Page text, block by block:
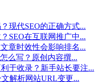
现代SEO的正确方式...
SEO在互联网推广中...
章时效性会影响排名...
么写？原创内容撰...
于收录？新手站长要注...
解析网站URL变更...